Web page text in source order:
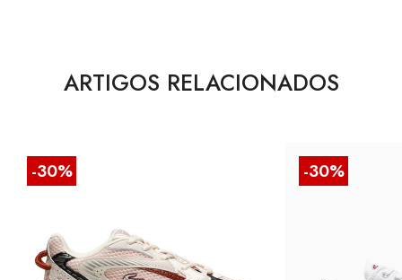
ARTIGOS RELACIONADOS
-30% -30%